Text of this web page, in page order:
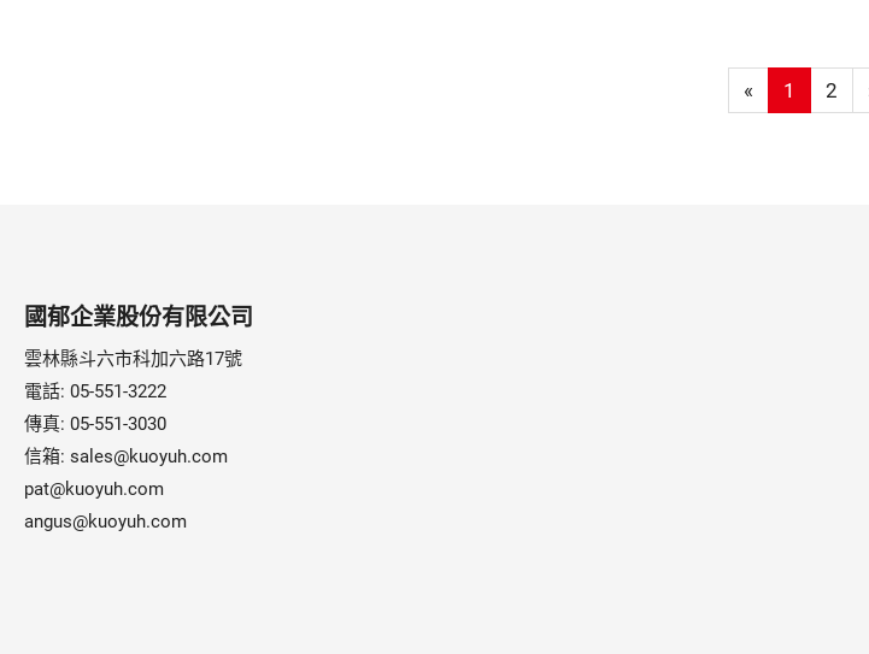
« 1 2
國郁企業股份有限公司
雲林縣斗六市科加六路17號
電話: 05-551-3222
傳真: 05-551-3030
信箱: sales@kuoyuh.com
pat@kuoyuh.com
angus@kuoyuh.com